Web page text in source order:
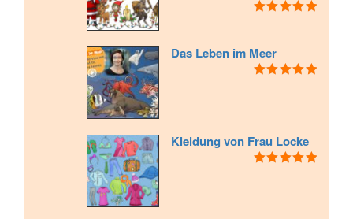
Das Leben im Meer
Kleidung von Frau Locke